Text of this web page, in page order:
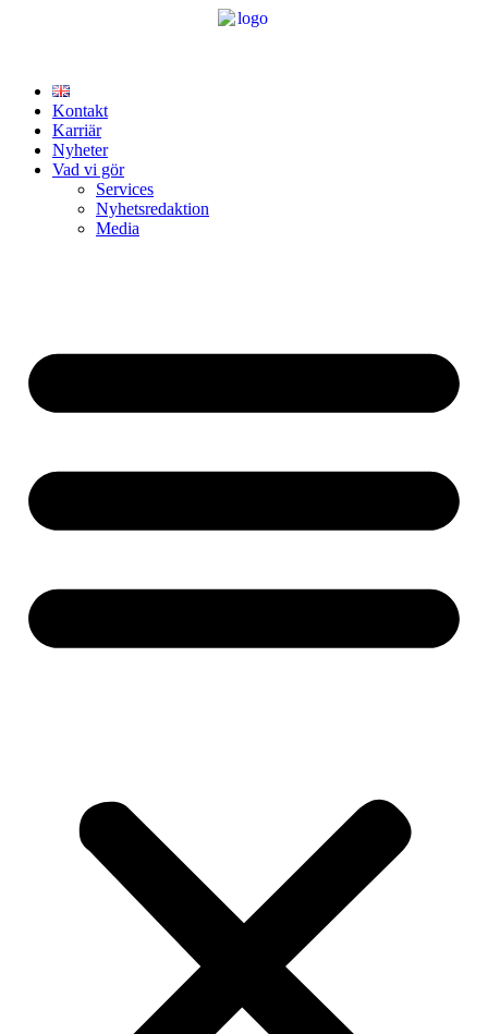
Kontakt
Karriär
Nyheter
Vad vi gör
Services
Nyhetsredaktion
Media